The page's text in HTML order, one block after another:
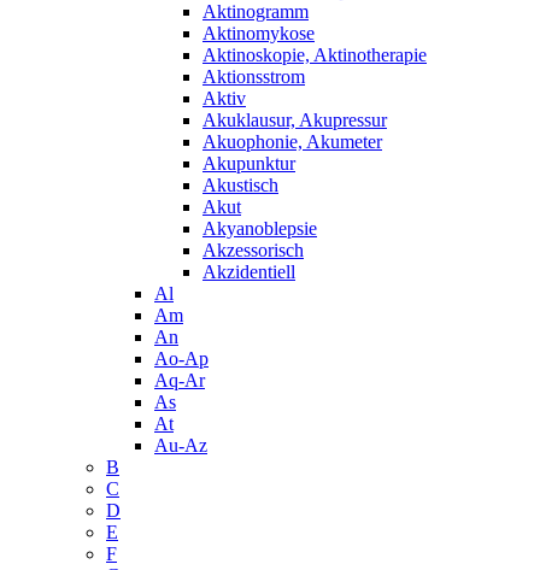
Aktinogramm
Aktinomykose
Aktinoskopie, Aktinotherapie
Aktionsstrom
Aktiv
Akuklausur, Akupressur
Akuophonie, Akumeter
Akupunktur
Akustisch
Akut
Akyanoblepsie
Akzessorisch
Akzidentiell
Al
Am
An
Ao-Ap
Aq-Ar
As
At
Au-Az
B
C
D
E
F